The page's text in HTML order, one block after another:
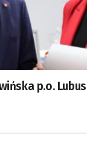
p.o.